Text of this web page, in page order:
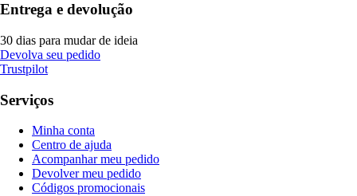
Entrega e devolução
30 dias para mudar de ideia
Devolva seu pedido
Trustpilot
Serviços
Minha conta
Centro de ajuda
Acompanhar meu pedido
Devolver meu pedido
Códigos promocionais